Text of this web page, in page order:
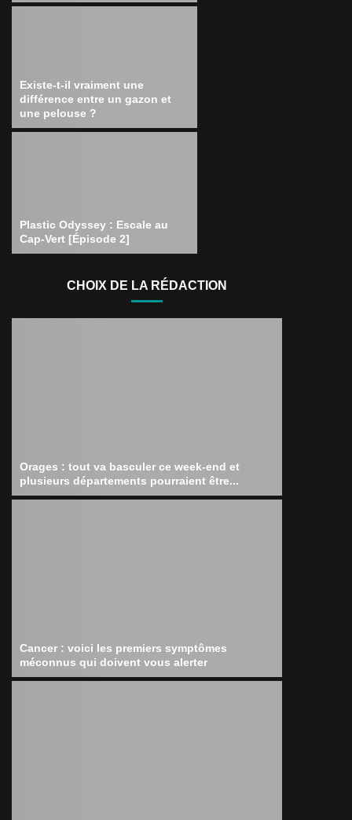
Existe-t-il vraiment une
différence entre un gazon et
une pelouse ?
Plastic Odyssey : Escale au
Cap-Vert [Épisode 2]
CHOIX DE LA RÉDACTION
Orages : tout va basculer ce week-end et
plusieurs départements pourraient être...
Cancer : voici les premiers symptômes
méconnus qui doivent vous alerter